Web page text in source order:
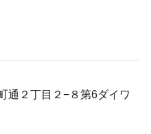
通２丁目２−８第6ダイワ